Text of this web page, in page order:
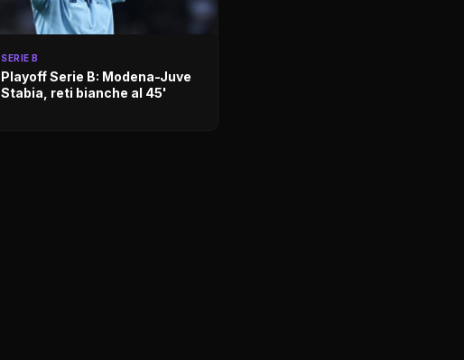
SERIE B
Playoff Serie B: Modena-Juve
Stabia, reti bianche al 45'